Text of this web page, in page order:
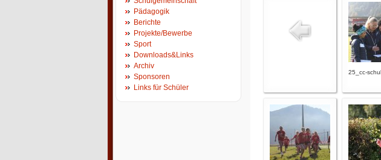
Pädagogik
Berichte
Projekte/Bewerbe
Sport
Downloads&Links
Archiv
Sponsoren
Links für Schüler
25_cc-